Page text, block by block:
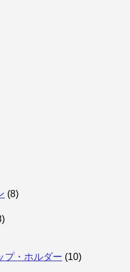
(8)
プ・ホルダー (10)